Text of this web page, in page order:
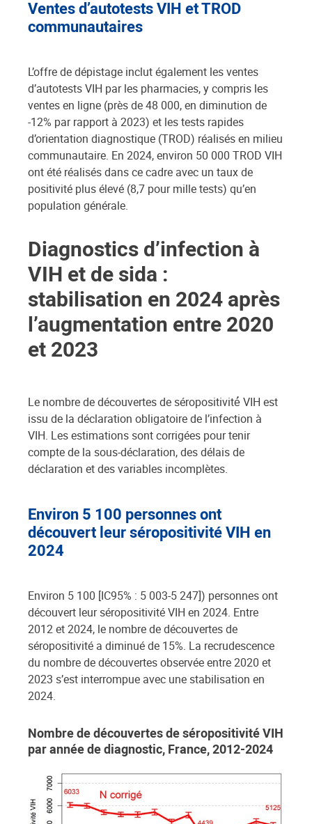
Ventes d’autotests VIH et TROD
communautaires
L’offre de dépistage inclut également les ventes
d’autotests VIH par les pharmacies, y compris les
ventes en ligne (près de 48 000, en diminution de
-12% par rapport à 2023) et les tests rapides
d’orientation diagnostique (TROD) réalisés en milieu
communautaire. En 2024, environ 50 000 TROD VIH
ont été réalisés dans ce cadre avec un taux de
positivité plus élevé (8,7 pour mille tests) qu’en
population générale.
Diagnostics d’infection à
VIH et de sida :
stabilisation en 2024 après
l’augmentation entre 2020
et 2023
Le nombre de découvertes de séropositivité́ VIH est
issu de la déclaration obligatoire de l’infection à
VIH. Les estimations sont corrigées pour tenir
compte de la sous-déclaration, des délais de
déclaration et des variables incomplètes.
Environ 5 100 personnes ont
découvert leur séropositivité VIH en
2024
Environ 5 100 [IC95% : 5 003-5 247]) personnes ont
découvert leur séropositivité VIH en 2024. Entre
2012 et 2024, le nombre de découvertes de
séropositivité a diminué de 15%. La recrudescence
du nombre de découvertes observée entre 2020 et
2023 s’est interrompue avec une stabilisation en
2024.
Nombre de découvertes de séropositivité VIH
par année de diagnostic, France, 2012-2024